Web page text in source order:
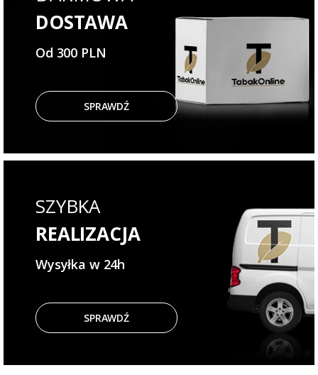
DOSTAWA
Od 300 PLN
SPRAWDŹ
SZYBKA
REALIZACJA
Wysyłka w 24h
SPRAWDŹ